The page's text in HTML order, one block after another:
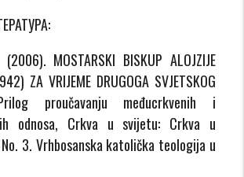
MOSTARSKI BISKUP ALOJZIJE
ZA VRIJEME DRUGOGA SVJETSKOG
proučavanju međucrkvenih i
odnosa, Crkva u svijetu: Crkva u
3. Vrhbosanska katolička teologija u